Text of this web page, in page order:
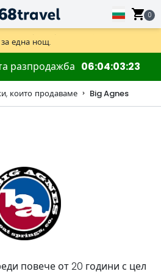
0
при поръчки над 59 €.
една нощ.
за дървени карти и декорации.
разпродажба 06 04 03 22
които продаваме Big Agnes
повече от 20 години с цел